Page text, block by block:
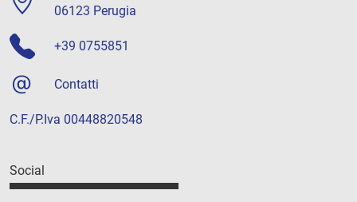
06123 Perugia
+39 0755851
Contatti
C.F./P.Iva 00448820548
Social